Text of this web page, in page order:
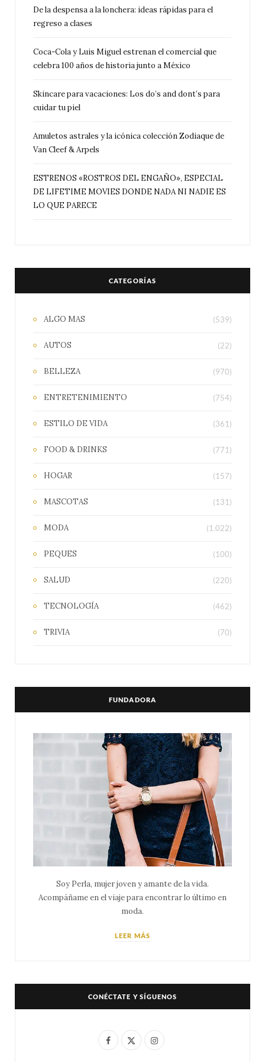
De la despensa a la lonchera: ideas rápidas para el
regreso a clases
Coca-Cola y Luis Miguel estrenan el comercial que
celebra 100 años de historia junto a México
Skincare para vacaciones: Los do’s and dont’s para
cuidar tu piel
Amuletos astrales y la icónica colección Zodiaque de
Van Cleef & Arpels
ESTRENOS «ROSTROS DEL ENGAÑO», ESPECIAL
DE LIFETIME MOVIES DONDE NADA NI NADIE ES
LO QUE PARECE
CATEGORÍAS
ALGO MAS (539)
AUTOS (22)
BELLEZA (970)
ENTRETENIMIENTO (754)
ESTILO DE VIDA (361)
FOOD & DRINKS (771)
HOGAR (157)
MASCOTAS (131)
MODA (1.022)
PEQUES (100)
SALUD (220)
TECNOLOGÍA (462)
TRIVIA (70)
FUNDADORA
Soy Perla, mujer joven y amante de la vida.
Acompáñame en el viaje para encontrar lo último en
moda.
LEER MÁS
CONÉCTATE Y SÍGUENOS
F
X
I